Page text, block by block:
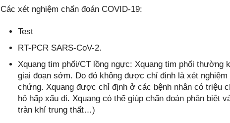
Các xét nghiệm chẩn đoán COVID-19:
Test
RT-PCR SARS-CoV-2.
Xquang tim phổi/CT lồng ngực: Xquang tim phổi thường
giai đoạn sớm. Do đó không được chỉ định là xét
chứng. Xquang được chỉ định ở các bệnh nhân có triệu
hô hấp xấu đi. Xquang có thể giúp chẩn đoán phân biệt
tràn khí trung thất…)